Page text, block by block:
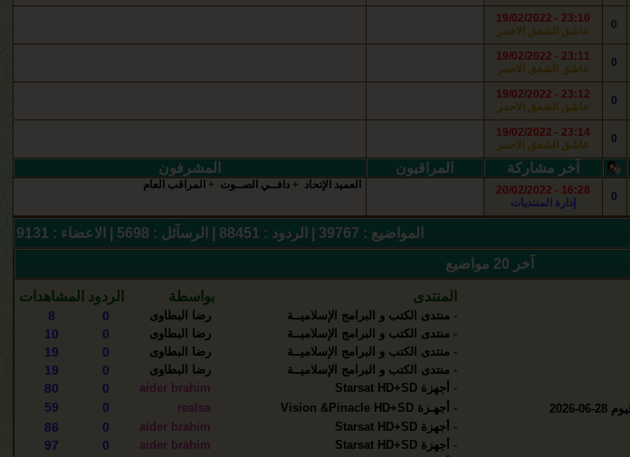
0
23:10 - 19/02/2022
عاشق ‏الشفق الاحمر
0
23:11 - 19/02/2022
عاشق ‏الشفق الاحمر
0
23:12 - 19/02/2022
عاشق ‏الشفق الاحمر
0
23:14 - 19/02/2022
عاشق ‏الشفق الاحمر
آخر مشاركة المراقبون
المشرفون
0
16:28 - 20/02/2022
إدارة المنتديات
العميد الإتحاد +دافــي الصــوت + المراقب العام
المواضيع : 39767 | الردود : 88451 | الرسآئل : 5698 | الاعضاء : 9131
آخر 20 مواضيع
المنتدى بواسطة الردود المشاهدات
- منتدى الكتب و البرامج الإسلاميــة رضا البطاوى 0
8
- منتدى الكتب و البرامج الإسلاميــة رضا البطاوى 0
10
- منتدى الكتب و البرامج الإسلاميــة رضا البطاوى 0
19
- منتدى الكتب و البرامج الإسلاميــة رضا البطاوى 0
19
- أجهزة Starsat HD+SD aider brahim
0
80
- أجهـزة Vision &Pinacle HD+SD realsa
0
59
- أجهزة Starsat HD+SD aider brahim
0
86
- أجهزة Starsat HD+SD aider brahim
0
97